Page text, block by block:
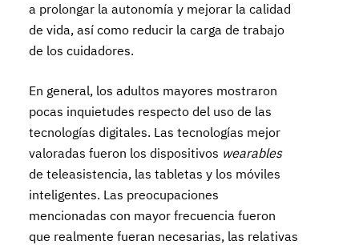
a prolongar la autonomía y mejorar la calidad
de vida, así como reducir la carga de trabajo
de los cuidadores.
En general, los adultos mayores mostraron
pocas inquietudes respecto del uso de las
tecnologías digitales. Las tecnologías mejor
valoradas fueron los dispositivos wearables
de teleasistencia, las tabletas y los móviles
inteligentes. Las preocupaciones
mencionadas con mayor frecuencia fueron
que realmente fueran necesarias, las relativas